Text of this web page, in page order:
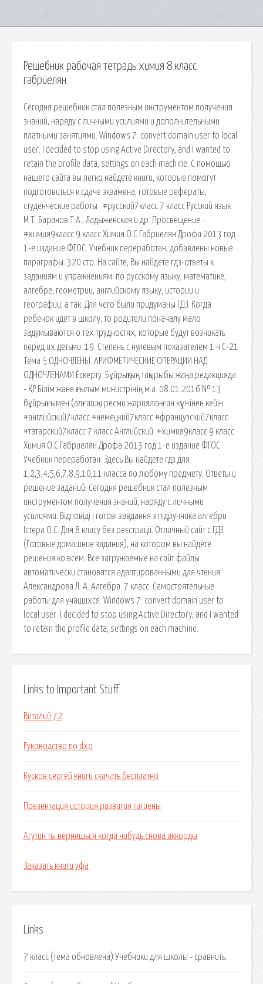
Решебник рабочая тетрадь химия 8 класс
габриелян
Сегодня решебник стал полезным инструментом получения
знаний, наряду с личными усилиями и дополнительными
платными занятиями. Windows 7: convert domain user to local
user. I decided to stop using Active Directory, and I wanted to
retain the profile data, settings on each machine. С помощью
нашего сайта вы легко найдете книги, которые помогут
подготовиться к сдаче экзамена, готовые рефераты,
студенческие работы · #русский7класс 7 класс Русский язык
М.Т. Баранов Т.А., Ладыженская и др. Просвещение. ·
#химия9класс 9 класс Химия О.С.Габриелян Дрофа 2013 год
1-е издание ФГОС. Учебник переработан, добавлены новые
параграфы. 320 стр. На сайте, Вы найдете гдз-ответы к
заданиям и упражнениям: по русскому языку, математике,
алгебре, геометрии, английскому языку, истории и
географии, а так. Для чего были придуманы ГДЗ. Когда
ребенок идет в школу, то родители поначалу мало
задумываются о тех трудностях, которые будут возникать
перед их детьми. 19. Степень с нулевым показателем 1 ч С-21
Тема 5 ОДНОЧЛЕНЫ. АРИФМЕТИЧЕСКИЕ ОПЕРАЦИИ НАД
ОДНОЧЛЕНАМИ Ескерту. Бұйрықтың тақырыбы жаңа редакцияда
- ҚР Білім және ғылым министрінің м.а. 08.01.2016 № 13
бұйрығымен (алғашқы ресми жарияланған күнінен кейін.
#английский7класс #немецкий7класс #французский7класс
#татарский7класс 7 класс Английский. #химия9класс 9 класс
Химия О.С.Габриелян Дрофа 2013 год 1-е издание ФГОС.
Учебник переработан. Здесь Вы найдете гдз для
1,2,3,4,5,6,7,8,9,10,11 класса по любому предмету. Ответы и
решение заданий. Сегодня решебник стал полезным
инструментом получения знаний, наряду с личными
усилиями. Відповіді і готові завдання з підручника алгебри
Істера О.С. Для 8 класу без реєстрації. Отличный сайт с ГДЗ
(Готовые домашние задания), на котором вы найдёте
решения ко всем. Все загружаемые на сайт файлы
автоматически становятся адаптированными для чтения
Александрова Л. А. Алгебра. 7 класс. Самостоятельные
работы для учащихся. Windows 7: convert domain user to
local user. I decided to stop using Active Directory, and I wanted
to retain the profile data, settings on each machine.
Links to Important Stuff
Виталий 72
Руководство по dxo
Кусков сергей книги скачать бесплатно
Презентация история развития гигиены
Агутин ты вернешься когда нибудь снова аккорды
Заказать книги уфа
Links
7 класс (тема обновлена) Учебники для школы - сравнить.